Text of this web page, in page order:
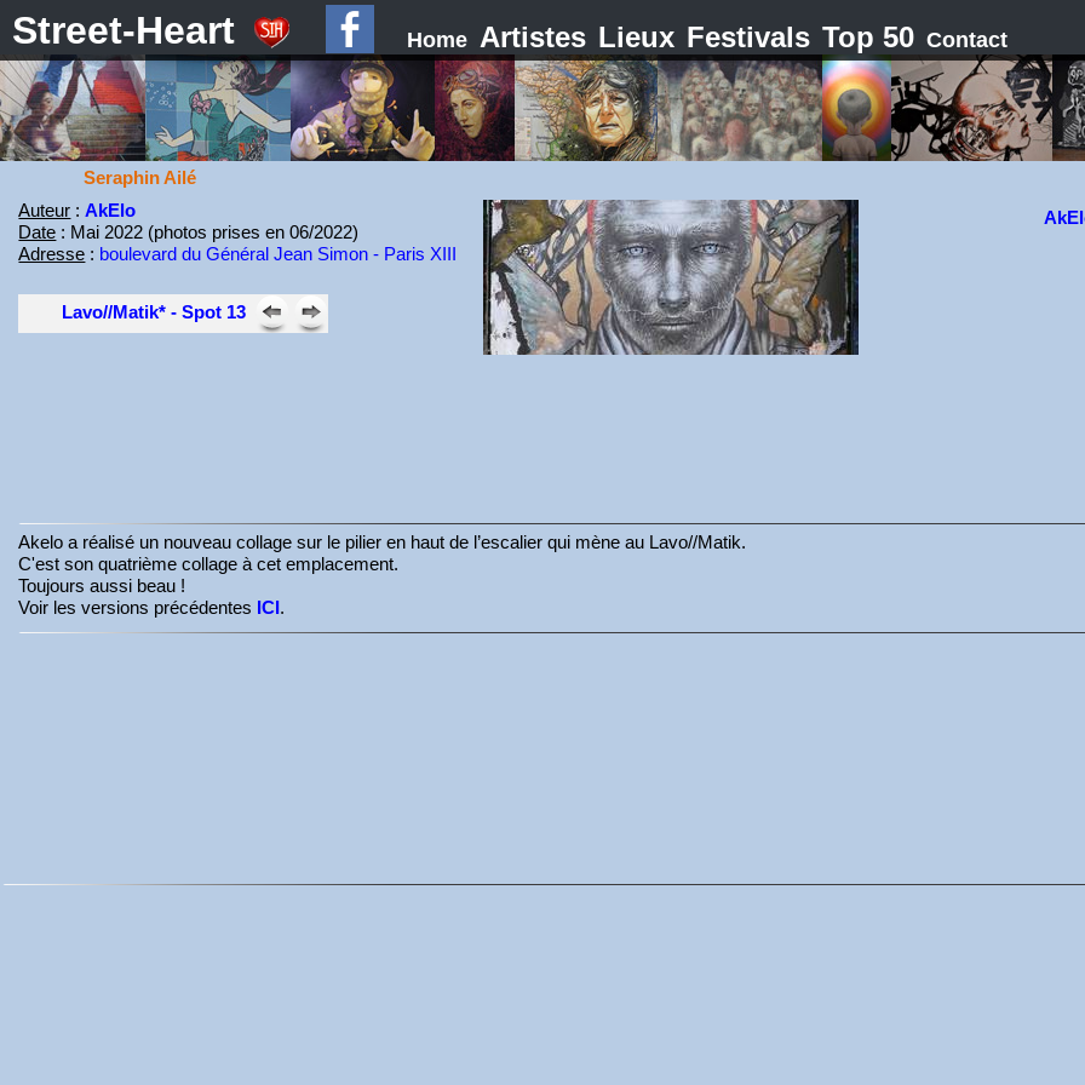
Street-Heart Home Artistes Lieux Festivals Top 50 Contact
Seraphin Ailé
Auteur :AkElo
Date : Mai 2022 (photos prises en 06/2022)
Adresse : boulevard du Général Jean Simon - Paris XIII
Lavo//Matik* - Spot 13
Akelo a réalisé un nouveau collage sur le pilier en haut de l’escalier qui mène au Lavo//Matik.
C'est son quatrième collage à cet emplacement.
Toujours aussi beau !
Voir les versions précédentes ICI.